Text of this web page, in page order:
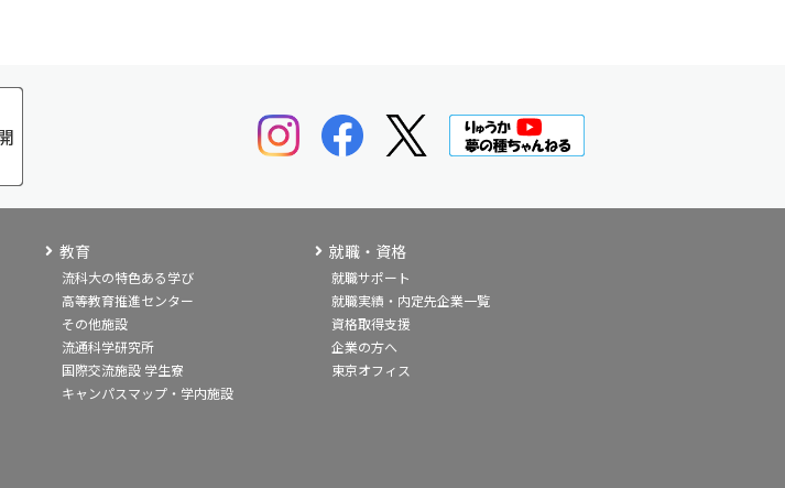
教育
流科大の特色ある学び
高等教育推進センター
その他施設
流通科学研究所
国際交流施設 学生寮
キャンパスマップ・学内施設
就職・資格
就職サポート
就職実績・内定先企業一覧
資格取得支援
企業の方へ
東京オフィス